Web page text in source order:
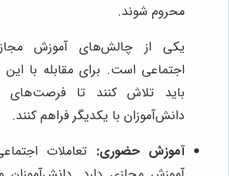
محروم شوند.
یکی از چالش‌های آموزش
اجتماعی است. برای مقابله با
باید تلاش کنند تا فرصت‌های
دانش‌آموزان با یکدیگر فراهم کنند.
آموزش حضوری: تعاملات